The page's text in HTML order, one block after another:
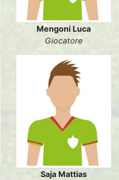
Mengoni Luca
Giocatore
Saja Mattias